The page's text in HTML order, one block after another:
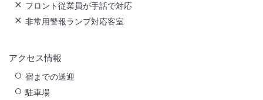
フロント従業員が手話で対応
非常用警報ランプ対応客室
アクセス情報
宿までの送迎
駐車場